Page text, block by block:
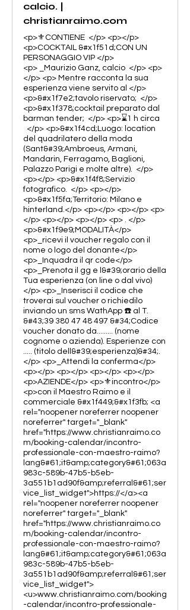
calcio. |
christianraimo.com
<p>⚜️CONTIENE </p> <p></p>
<p>COCKTAIL &#x1f51d;CON UN
PERSONAGGIO VIP </p>
<p> _Maurizio Ganz, calcio </p> <p>
</p> <p> Mentre racconta la sua
esperienza viene servito al </p>
<p>&#x1f7e2;tavolo riservato; </p>
<p>&#x1f378;cocktail preparato dal
barman tender; </p> <p>⌛️1 h circa
</p> <p>&#x1f4cd;Luogo: location
del quadrilatero della moda
(Sant&#39;Ambroeus, Armani,
Mandarin, Ferragamo, Baglioni,
Palazzo Parigi e molte altre). </p>
<p></p> <p>&#x1f4f8;Servizio
fotografico. </p> <p></p>
<p>&#x1f5fa;️Territorio: Milano e
hinterland.</p> <p></p> <p></p> <p>
</p> <p></p> <p></p> <p> . </p>
<p>&#x1f9e9;MODALITÀ</p>
<p>_ricevi il voucher regalo con il
nome o logo del donante</p>
<p>_Inquadra il qr code</p>
<p>_Prenota il gg e l&#39;orario della
Tua esperienza (on line o dal vivo)
</p> <p>_Inserisci il codice che
troverai sul voucher o richiedilo
inviando un sms WathApp ☎️ al T.
&#43;39 380 47 48 497 &#34;Codice
voucher donato da......... (nome
cognome o azienda). Esperienze con
..... (titolo dell&#39;esperienza)&#34;.
</p> <p>_Attendi la conferma</p>
<p></p> <p></p> <p></p> <p></p>
<p>AZIENDE</p> <p>⚜️incontro</p>
<p>con il Maestro Raimo e il
commerciale &#x1f449;&#x1f3fb; <a
rel="noopener noreferrer noopener
noreferrer" target="_blank"
href="https://www.christianraimo.co
m/booking-calendar/incontro-
professionale-con-maestro-raimo?
lang&#61;it&amp;category&#61;063a
983c-589b-47b5-b5eb-
3a551b1ad90f&amp;referral&#61;ser
vice_list_widget">https://</a><a
rel="noopener noreferrer noopener
noreferrer" target="_blank"
href="https://www.christianraimo.co
m/booking-calendar/incontro-
professionale-con-maestro-raimo?
lang&#61;it&amp;category&#61;063a
983c-589b-47b5-b5eb-
3a551b1ad90f&amp;referral&#61;ser
vice_list_widget">
<u>www.christianraimo.com/booking
-calendar/incontro-professionale-